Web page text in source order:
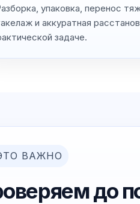
упаковка, перенос
и аккуратная
задаче.
ВАЖНО
до